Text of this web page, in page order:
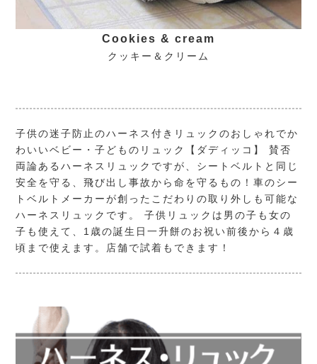
Cookies & cream
クッキー＆クリーム
子供の迷子防止のハーネス付きリュックのおしゃれでか
わいいベビー・子どものリュック
【ダディッコ】
賛否
両論あるハーネスリュックですが、シートベルトと同じ
安全を守る、飛び出し事故から命を守るもの！車のシー
トベルトメーカーが創ったこだわりの取り外しも可能な
ハーネスリュックです。 子供リュックは男の子も女の
子も使えて、1歳の誕生日一升餅のお祝い前後から４歳
頃まで使えます。店舗で試着もできます！